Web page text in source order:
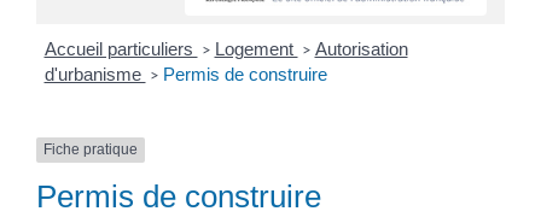
Accueil particuliers > Logement > Autorisation
d'urbanisme > Permis de construire
Fiche pratique
Permis de construire